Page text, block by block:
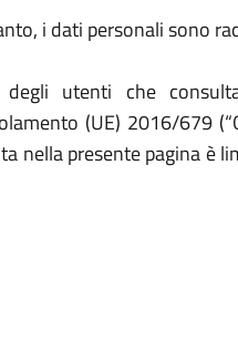
i dati personali sono
utenti che
(UE) 2016/679
nella presente pagina è